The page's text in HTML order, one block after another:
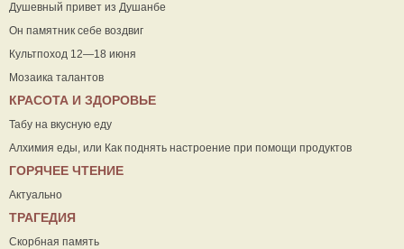
Душевный привет из Душанбе
Он памятник себе воздвиг
Культпоход 12—18 июня
Мозаика талантов
КРАСОТА И ЗДОРОВЬЕ
Табу на вкусную еду
Алхимия еды, или Как поднять настроение при помощи продуктов
ГОРЯЧЕЕ ЧТЕНИЕ
Актуально
ТРАГЕДИЯ
Скорбная память